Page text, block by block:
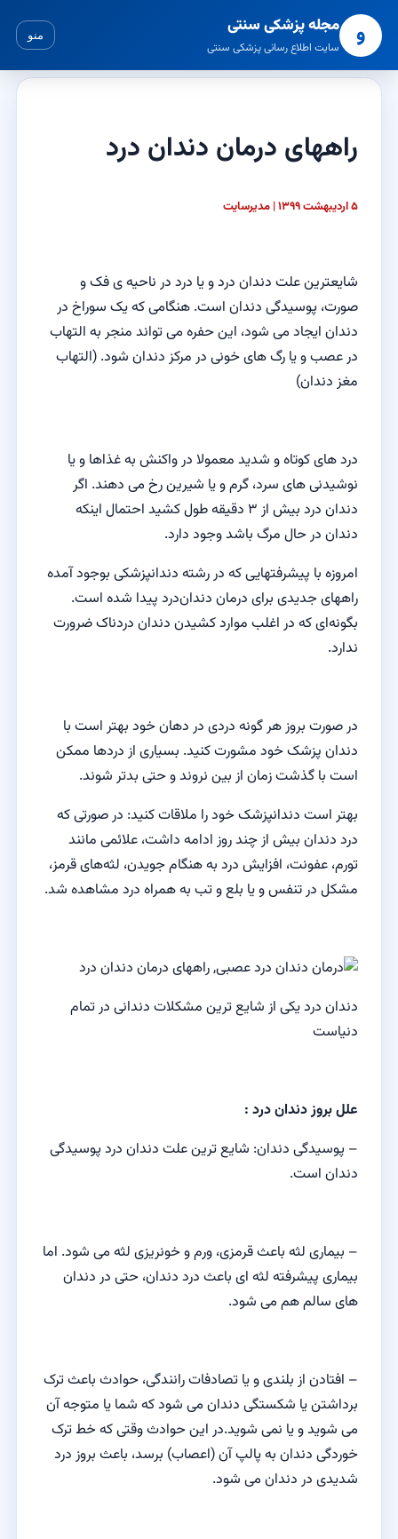
و مجله پزشکی سنتی
سایت اطلاع رسانی پزشکی سنتی
منو
راههای درمان دندان درد
۵ اردیبهشت ۱۳۹۹ | مدیرسایت
شایعترین علت دندان درد و یا درد در ناحیه ی فک و
صورت، پوسیدگی دندان است. هنگامی که یک سوراخ در
دندان ایجاد می شود، این حفره می تواند منجر به التهاب
در عصب و یا رگ های خونی در مرکز دندان شود. (التهاب
مغز دندان)
درد های کوتاه و شدید معمولا در واکنش به غذاها و یا
نوشیدنی های سرد، گرم و یا شیرین رخ می دهند. اگر
دندان درد بیش از ۳ دقیقه طول کشید احتمال اینکه
دندان در حال مرگ باشد وجود دارد.
امروزه با پیشرفتهایی که در رشته دندانپزشکی بوجود آمده
راههای جدیدی برای درمان دندان‌درد پیدا شده است.
بگونه‌ای که در اغلب موارد کشیدن دندان دردناک ضرورت
ندارد.
در صورت بروز هر گونه دردی در دهان خود بهتر است با
دندان پزشک خود مشورت کنید. بسیاری از درد‌ها ممکن
است با گذشت زمان از بین نروند و حتی بد‌تر شوند.
بهتر است دندانپزشک خود را ملاقات کنید: در صورتی که
درد دندان بیش از چند روز ادامه داشت، علائمی مانند
تورم، عفونت، افزایش درد به هنگام جویدن، لثه‌های قرمز،
مشکل در تنفس و یا بلع و تب به همراه درد مشاهده شد.
دندان درد یکی از شایع ترین مشکلات دندانی در تمام
دنیاست
علل بروز دندان درد :
– پوسیدگی دندان: شایع ترین علت دندان درد پوسیدگی
دندان است.
– بیماری لثه باعث قرمزی، ورم و خونریزی لثه می شود. اما
بیماری پیشرفته لثه ای باعث درد دندان، حتی در دندان
های سالم هم می شود.
– افتادن از بلندی و یا تصادفات رانندگی، حوادث باعث ترک
برداشتن یا شکستگی دندان می شود که شما یا متوجه آن
می شوید و یا نمی شوید.در این حوادث وقتی که خط ترک
خوردگی دندان به پالپ آن (اعصاب) برسد، باعث بروز درد
شدیدی در دندان می شود.